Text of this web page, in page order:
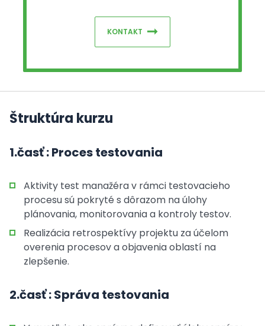
KONTAKT
Štruktúra kurzu
1.časť : Proces testovania
Aktivity test manažéra v rámci testovacieho
procesu sú pokryté s dôrazom na úlohy
plánovania, monitorovania a kontroly testov.
Realizácia retrospektívy projektu za účelom
overenia procesov a objavenia oblastí na
zlepšenie.
2.časť : Správa testovania